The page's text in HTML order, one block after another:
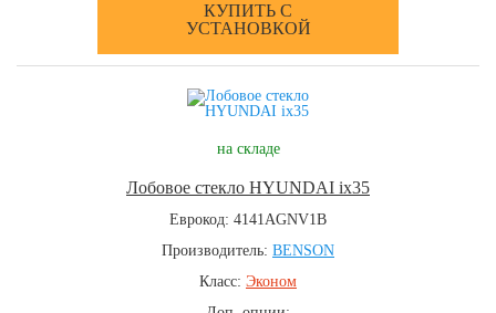
КУПИТЬ С
УСТАНОВКОЙ
на складе
Лобовое стекло HYUNDAI ix35
Еврокод: 4141AGNV1B
Производитель: BENSON
Класс: Эконом